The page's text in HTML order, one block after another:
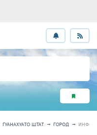
ГУАНАХУАТО ШТАТ ГОРОД